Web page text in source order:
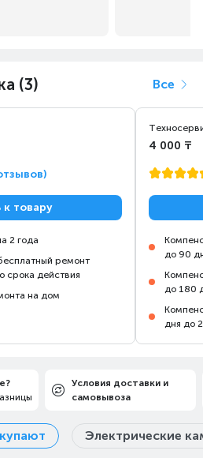
(3) Все
товару
2 года
ремонт
срока действия
на дом
4 000 ₸
до 90
до 180
дня до
Условия доставки и
самовывоза
Электрические